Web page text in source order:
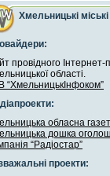
Хмельницькі
провідного
області.
“ХмельницькІнфоком”
обласна
дошка
“Радіостар”
проекти: